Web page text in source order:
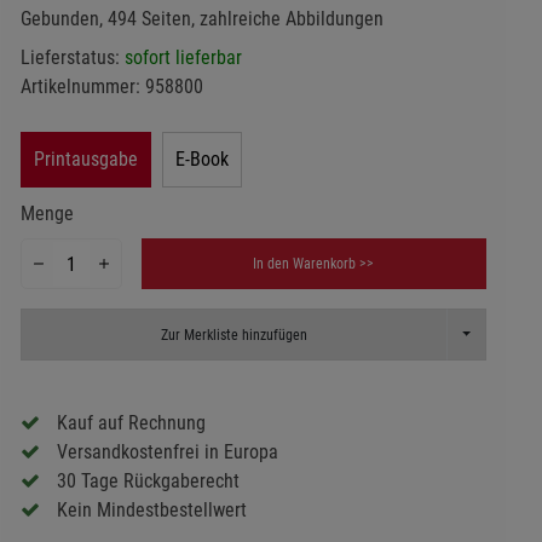
Gebunden, 494 Seiten, zahlreiche Abbildungen
Lieferstatus: sofort lieferbar
Artikelnummer: 958800
Printausgabe E-Book
Menge
In den Warenkorb >>
Zur Merkliste hinzufügen Toggle
Kauf auf Rechnung
Versandkostenfrei in Europa
30 Tage Rückgaberecht
Kein Mindestbestellwert